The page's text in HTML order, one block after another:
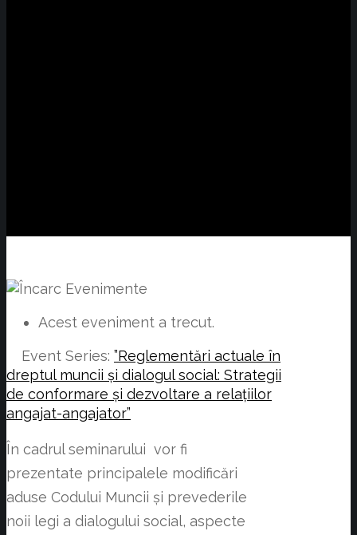
Acest eveniment a trecut.
Event Series: ”Reglementări actuale în
dreptul muncii și dialogul social: Strategii
de conformare și dezvoltare a relațiilor
angajat-angajator”
În cadrul seminarului vor fi
prezentate principalele modificări
aduse Codului Muncii și prevederile
noii legi a dialogului social, aspecte